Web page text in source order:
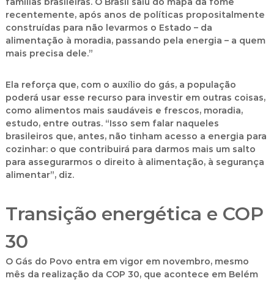
recentemente, após anos de políticas propositalmente
construídas para não levarmos o Estado – da
alimentação à moradia, passando pela energia – a quem
mais precisa dele.”
Ela reforça que, com o auxílio do gás, a população
poderá usar esse recurso para investir em outras coisas,
como alimentos mais saudáveis e frescos, moradia,
estudo, entre outras. “Isso sem falar naqueles
brasileiros que, antes, não tinham acesso a energia para
cozinhar: o que contribuirá para darmos mais um salto
para assegurarmos o direito à alimentação, à segurança
alimentar”, diz.
Transição energética e COP
30
O Gás do Povo entra em vigor em novembro, mesmo
mês da realização da COP 30, que acontece em Belém